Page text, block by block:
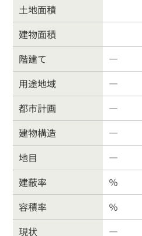
土地面積
建物面積
階建て
―
用途地域
―
都市計画
―
建物構造
―
地目
―
建蔽率
％
容積率
％
現状
―
マンション
賃貸物件
サポート業務
会社案内
リンク集
026-214-8737